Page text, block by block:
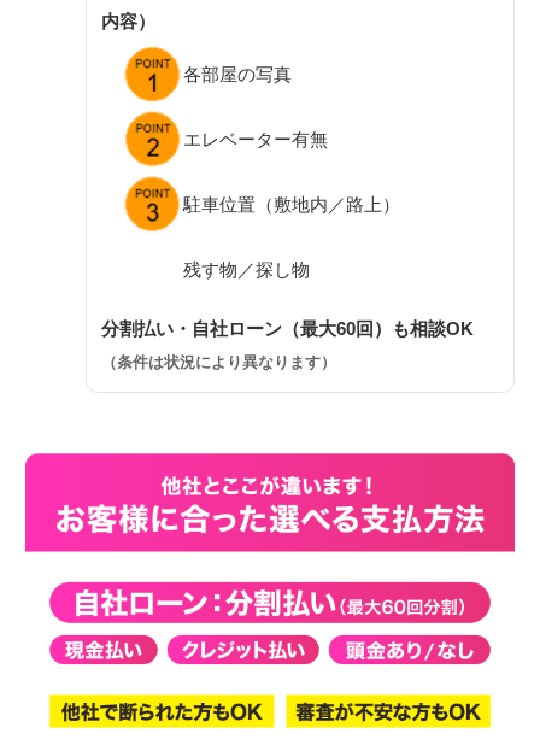
内容）
各部屋の写真
エレベーター有無
駐車位置（敷地内／路上）
残す物／探し物
分割払い・自社ローン（最大60回）も相談OK
（条件は状況により異なります）